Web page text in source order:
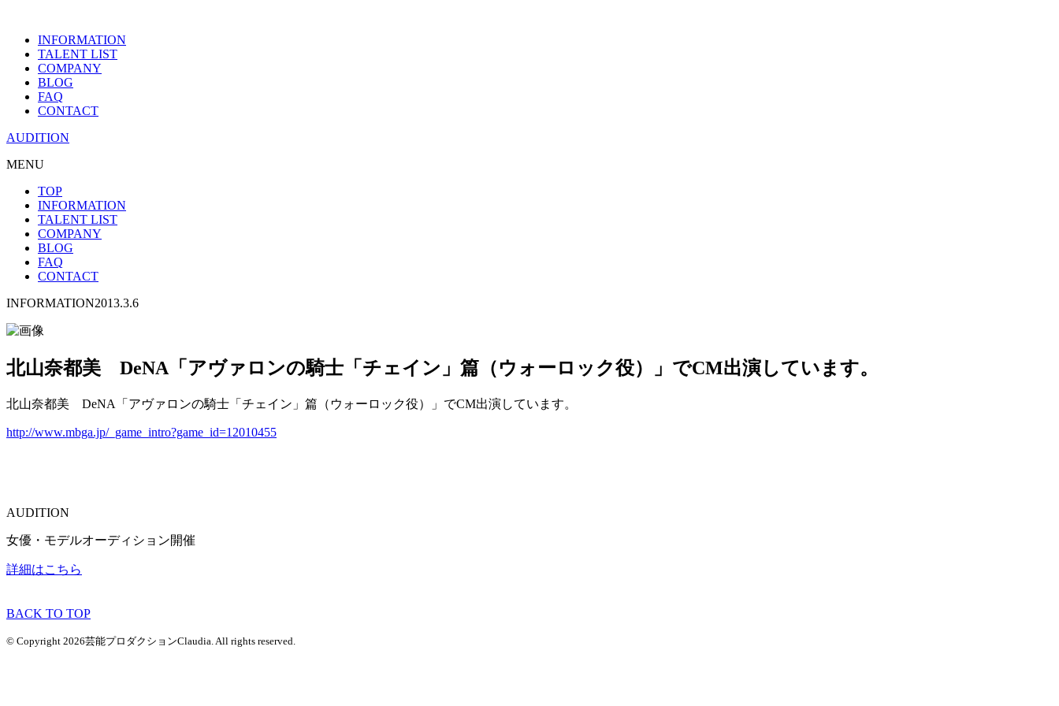
INFORMATION
TALENT LIST
COMPANY
BLOG
FAQ
CONTACT
AUDITION
MENU
TOP
INFORMATION
TALENT LIST
COMPANY
BLOG
FAQ
CONTACT
INFORMATION2013.3.6
北山奈都美 DeNA「アヴァロンの騎士「チェイン」篇（ウォーロック役）」でCM出演しています。
北山奈都美 DeNA「アヴァロンの騎士「チェイン」篇（ウォーロック役）」でCM出演しています。
http://www.mbga.jp/_game_intro?game_id=12010455
AUDITION
女優・モデルオーディション開催
詳細はこちら
BACK TO TOP
© Copyright 2026芸能プロダクションClaudia. All rights reserved.